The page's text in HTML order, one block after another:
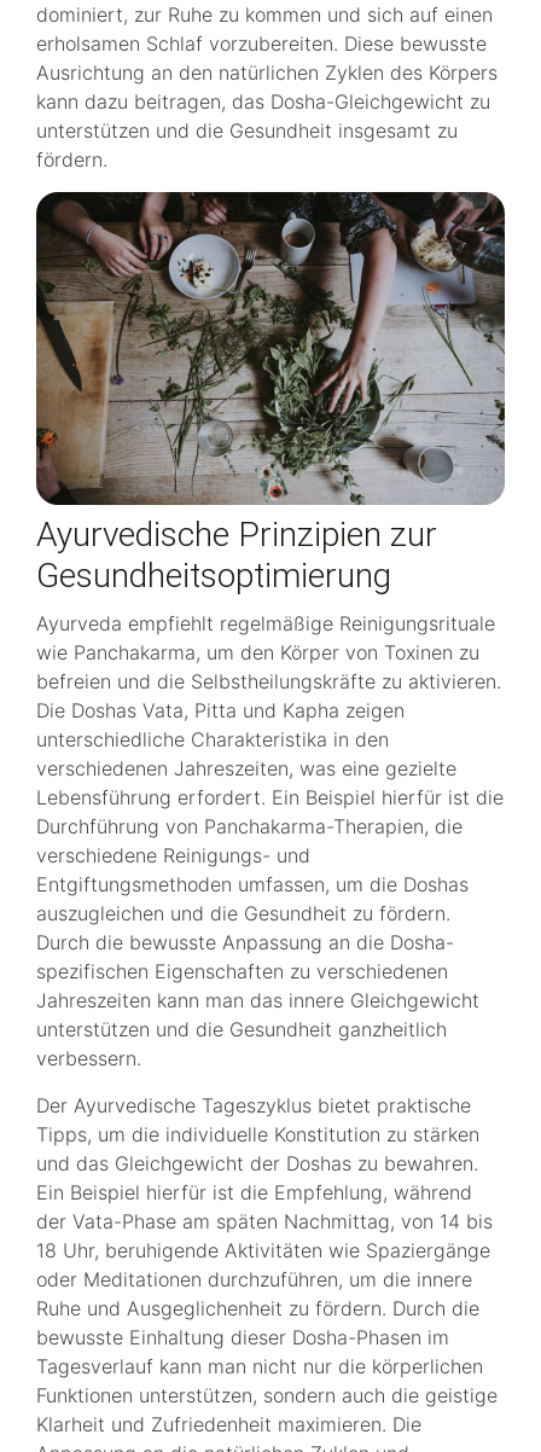
dominiert, zur Ruhe zu kommen und sich auf einen
erholsamen Schlaf vorzubereiten. Diese bewusste
Ausrichtung an den natürlichen Zyklen des Körpers
kann dazu beitragen, das Dosha-Gleichgewicht zu
unterstützen und die Gesundheit insgesamt zu
fördern.
Ayurvedische Prinzipien zur
Gesundheitsoptimierung
Ayurveda empfiehlt regelmäßige Reinigungsrituale
wie Panchakarma, um den Körper von Toxinen zu
befreien und die Selbstheilungskräfte zu aktivieren.
Die Doshas Vata, Pitta und Kapha zeigen
unterschiedliche Charakteristika in den
verschiedenen Jahreszeiten, was eine gezielte
Lebensführung erfordert. Ein Beispiel hierfür ist die
Durchführung von Panchakarma-Therapien, die
verschiedene Reinigungs- und
Entgiftungsmethoden umfassen, um die Doshas
auszugleichen und die Gesundheit zu fördern.
Durch die bewusste Anpassung an die Dosha-
spezifischen Eigenschaften zu verschiedenen
Jahreszeiten kann man das innere Gleichgewicht
unterstützen und die Gesundheit ganzheitlich
verbessern.
Der Ayurvedische Tageszyklus bietet praktische
Tipps, um die individuelle Konstitution zu stärken
und das Gleichgewicht der Doshas zu bewahren.
Ein Beispiel hierfür ist die Empfehlung, während
der Vata-Phase am späten Nachmittag, von 14 bis
18 Uhr, beruhigende Aktivitäten wie Spaziergänge
oder Meditationen durchzuführen, um die innere
Ruhe und Ausgeglichenheit zu fördern. Durch die
bewusste Einhaltung dieser Dosha-Phasen im
Tagesverlauf kann man nicht nur die körperlichen
Funktionen unterstützen, sondern auch die geistige
Klarheit und Zufriedenheit maximieren. Die